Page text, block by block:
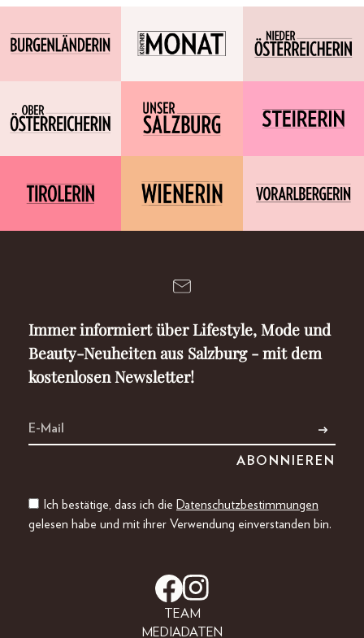
Immer informiert über Lifestyle, Mode und
Beauty-Neuheiten aus Salzburg - mit dem
kostenlosen Newsletter!
Ich bestätige, dass ich die Datenschutzbestimmungen
gelesen habe und mit ihrer Verwendung einverstanden bin.
TEAM
MEDIADATEN